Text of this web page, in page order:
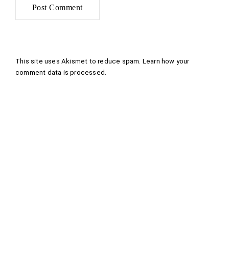
This site uses Akismet to reduce spam. Learn how your
comment data is processed